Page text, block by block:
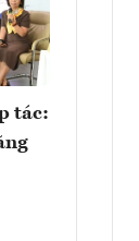
tác: